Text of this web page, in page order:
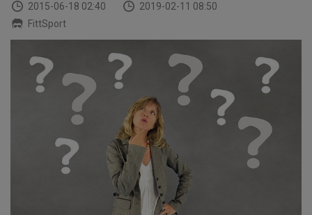
2015-06-18 02:40
2019-02-11 08:50
FittSport